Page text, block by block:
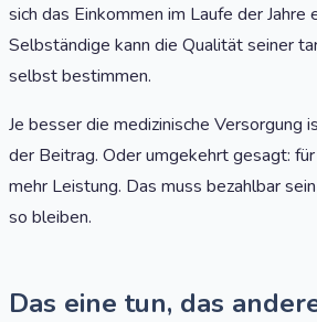
sich das Einkommen im Laufe der
Selbständige kann die Qualität seiner
selbst bestimmen.
Je besser die medizinische Versorgung
der Beitrag. Oder umgekehrt gesagt:
mehr Leistung. Das muss bezahlbar
so bleiben.
Das eine tun, das